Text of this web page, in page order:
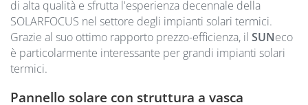
di alta qualità e sfrutta l'esperienza decennale della
SOLARFOCUS nel settore degli impianti solari termici.
Grazie al suo ottimo rapporto prezzo-efficienza, il SUNeco
è particolarmente interessante per grandi impianti solari
termici.
Pannello solare con struttura a vasca